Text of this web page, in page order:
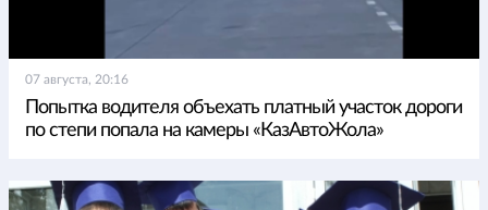
07 августа, 20:16
Попытка водителя объехать платный участок дороги
по степи попала на камеры «КазАвтоЖола»